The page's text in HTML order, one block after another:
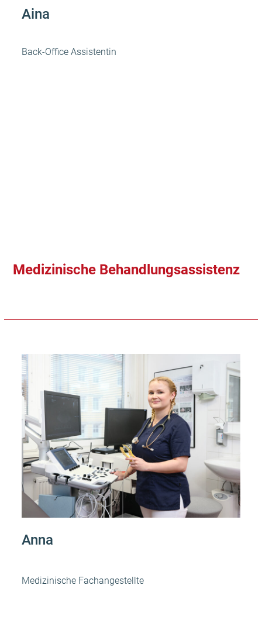
Aina
Back-Office Assistentin
Medizinische Behandlungsassistenz
Anna
Medizinische Fachangestellte